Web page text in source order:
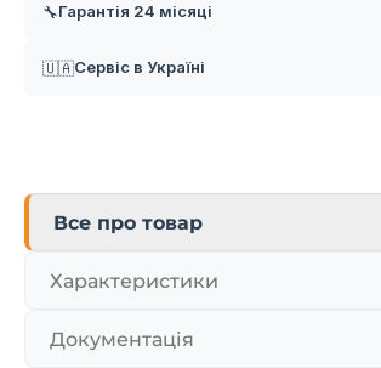
🔧Гарантія 24 місяці
🇺🇦Сервіс в Україні
Все про товар
Характеристики
Документація